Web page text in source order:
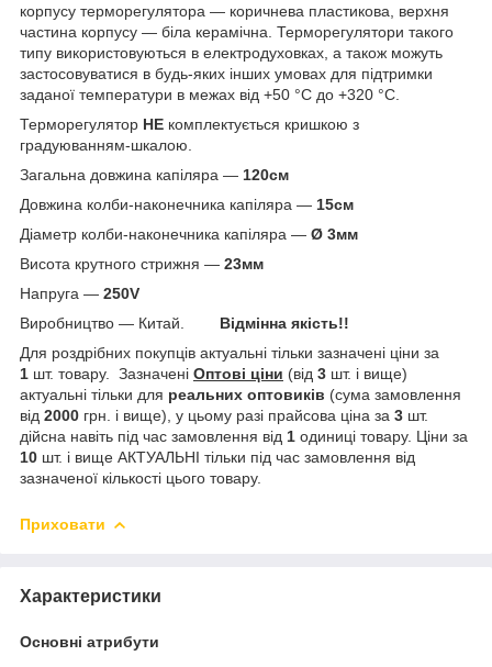
корпусу терморегулятора — коричнева пластикова, верхня
частина корпусу — біла керамічна. Терморегулятори такого
типу використовуються в електродуховках, а також можуть
застосовуватися в будь-яких інших умовах для підтримки
заданої температури в межах від +50 °C до +320 °C.
Терморегулятор НЕ комплектується кришкою з
градуюванням-шкалою.
Загальна довжина капіляра — 120см
Довжина колби-наконечника капіляра — 15см
Діаметр колби-наконечника капіляра — Ø 3мм
Висота крутного стрижня — 23мм
Напруга — 250V
Виробництво — Китай. Відмінна якість!!
Для роздрібних покупців актуальні тільки зазначені ціни за
1 шт. товару. Зазначені Оптові ціни (від 3 шт. і вище)
актуальні тільки для реальних оптовиків (сума замовлення
від 2000 грн. і вище), у цьому разі прайсова ціна за 3 шт.
дійсна навіть під час замовлення від 1 одиниці товару. Ціни за
10 шт. і вище АКТУАЛЬНІ тільки під час замовлення від
зазначеної кількості цього товару.
Приховати
Характеристики
Основні атрибути